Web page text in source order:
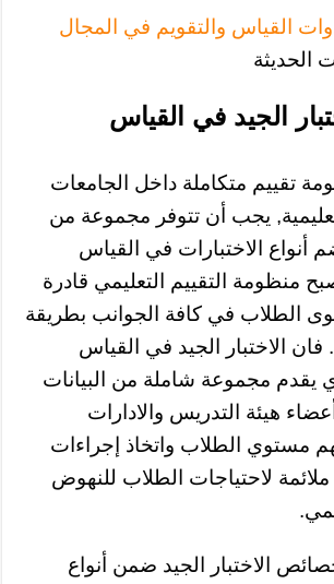
القياس والتقويم في المجال
الحديثة
الجيد في القياس
تقييم متكاملة داخل الجامعات
يجب أن تتوفر مجموعة من
أنواع الاختبارات في القياس
منظومة التقييم التعليمي قادرة
الطلاب في كافة الجوانب بطريقة
فان الاختبار الجيد في القياس
يقدم مجموعة شاملة من البيانات
هيئة التدريس والادارات
مستوي الطلاب واتخاذ إجراءات
لاحتياجات الطلاب للنهوض
الاختبار الجيد ضمن أنواع